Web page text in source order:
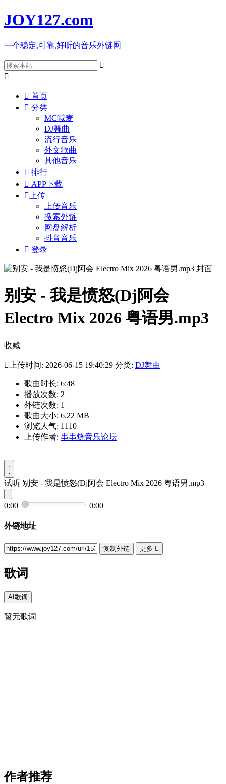
JOY127.com
一个稳定,可靠,好听的音乐外链网


 首页
 分类
MC喊麦
DJ舞曲
流行音乐
外文歌曲
其他音乐
 排行
 APP下载
 上传
上传音乐
搜索外链
网盘解析
抖音音乐
 登录
别安 - 我是愤怒(Dj阿会
Electro Mix 2026 粤语男.mp3
收藏
 上传时间: 2026-06-15 19:40:29 分类: DJ舞曲
歌曲时长: 6:48
播放次数: 2
外链次数: 1
歌曲大小: 6.22 MB
浏览人气: 1110
上传作者: 串串烧音乐论坛
试听 别安 - 我是愤怒(Dj阿会 Electro Mix 2026 粤语男.mp3
0:00 0:00
外链地址
复制外链 更多 
歌词
AI歌词
暂无歌词
作者推荐